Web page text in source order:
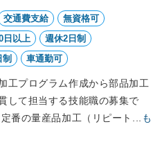
交通費支給
無資格可
日以上
週休2日制
車通勤可
工プログラム作成から部品加工
して担当する技能職の募集で
番の量産品加工（リピート... も